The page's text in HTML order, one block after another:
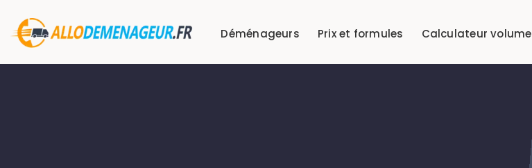
contenu
Déménageurs Prix et formules Calculateur volume